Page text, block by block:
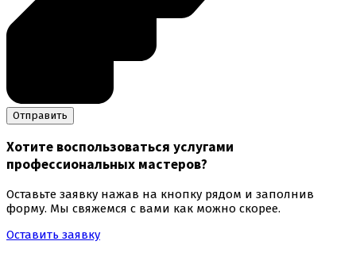
Хотите воспользоваться услугами
профессиональных мастеров?
Оставьте заявку нажав на кнопку рядом и заполнив
форму. Мы свяжемся с вами как можно скорее.
Оставить заявку